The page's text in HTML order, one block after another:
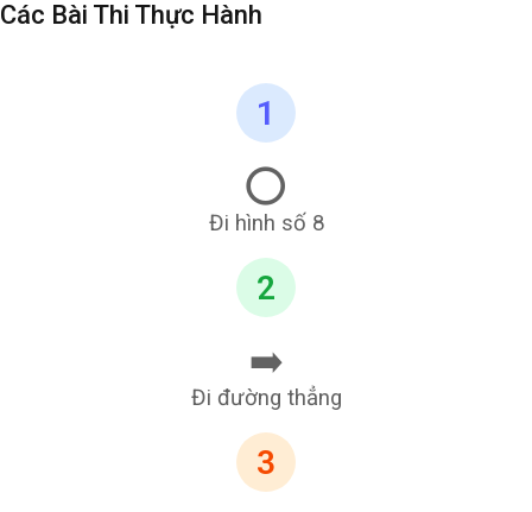
Các Bài Thi Thực Hành
1
⭕
Đi hình số 8
2
➡️
Đi đường thẳng
3